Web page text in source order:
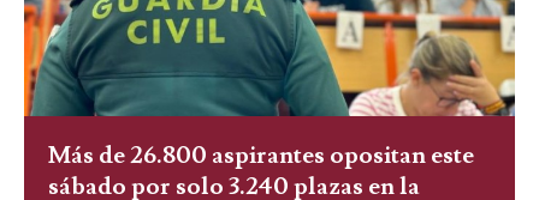
Más de 26.800 aspirantes opositan este
sábado por solo 3.240 plazas en la